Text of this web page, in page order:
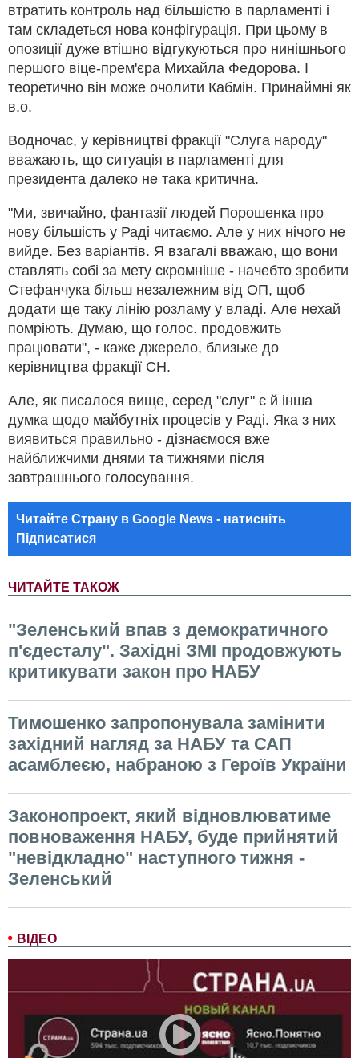
ВІДЕО
втратить контроль над більшістю в парламенті і
там складеться нова конфігурація. При цьому в
опозиції дуже втішно відгукуються про нинішнього
першого віце-прем'єра Михайла Федорова. І
теоретично він може очолити Кабмін. Принаймні як
в.о.
Водночас, у керівництві фракції "Слуга народу"
вважають, що ситуація в парламенті для
президента далеко не така критична.
"Ми, звичайно, фантазії людей Порошенка про
нову більшість у Раді читаємо. Але у них нічого не
вийде. Без варіантів. Я взагалі вважаю, що вони
ставлять собі за мету скромніше - начебто зробити
Стефанчука більш незалежним від ОП, щоб
додати ще таку лінію розламу у владі. Але нехай
помріють. Думаю, що голос. продовжить
працювати", - каже джерело, близьке до
керівництва фракції СН.
Але, як писалося вище, серед "слуг" є й інша
думка щодо майбутніх процесів у Раді. Яка з них
виявиться правильно - дізнаємося вже
найближчими днями та тижнями після
завтрашнього голосування.
Читайте Страну в Google News - натисніть
Підписатися
ЧИТАЙТЕ ТАКОЖ
"Зеленський впав з демократичного
п'єдесталу". Західні ЗМІ продовжують
критикувати закон про НАБУ
Тимошенко запропонувала замінити
західний нагляд за НАБУ та САП
асамблеєю, набраною з Героїв України
Законопроект, який відновлюватиме
повноваження НАБУ, буде прийнятий
"невідкладно" наступного тижня -
Зеленський